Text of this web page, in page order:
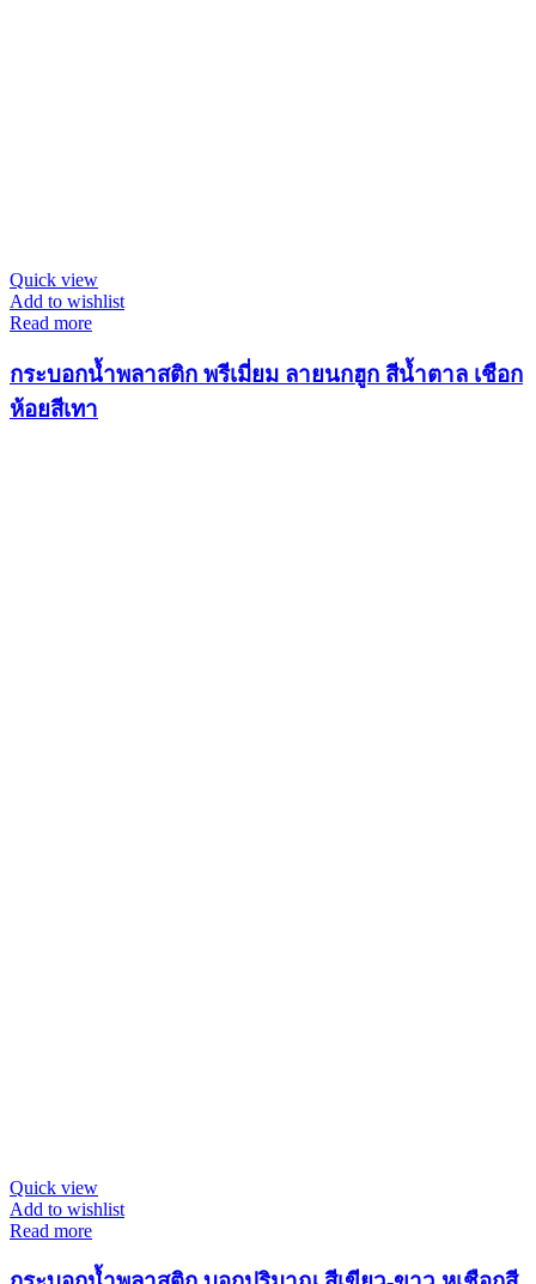
Quick view
Add to wishlist
Read more
กระบอกน้ำพลาสติก พรีเมี่ยม ลายนกฮูก สีน้ำตาล เชือก
ห้อยสีเทา
Quick view
Add to wishlist
Read more